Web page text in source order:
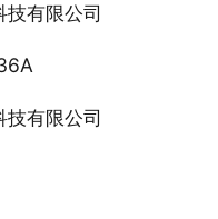
有限公司
技有限公司